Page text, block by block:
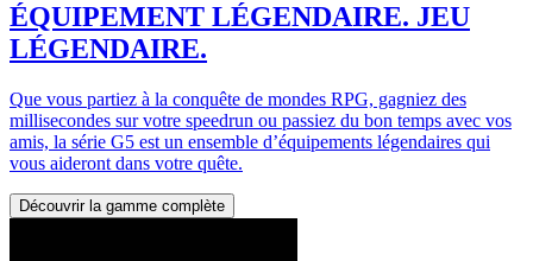
ÉQUIPEMENT LÉGENDAIRE. JEU
LÉGENDAIRE.
Que vous partiez à la conquête de mondes RPG, gagniez des
millisecondes sur votre speedrun ou passiez du bon temps avec vos
amis, la série G5 est un ensemble d’équipements légendaires qui
vous aideront dans votre quête.
Découvrir la gamme complète